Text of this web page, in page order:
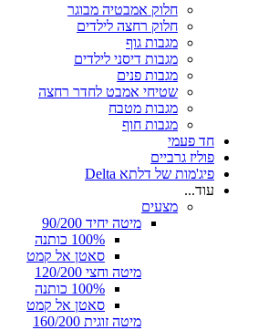
חלוק אמבטיה מבוגר
חלוק רחצה לילדים
מגבות גוף
מגבות דיסני לילדים
מגבות פנים
שטיחי אמבט לחדר רחצה
מגבות מטבח
מגבות חוף
חד פעמי
פוליז גרביים
פיג'מות של דלתא Delta
עוד...
מצעים
מיטה יחיד 90/200
100% כותנה
סאטן אל קמט
מיטה וחצי 120/200
100% כותנה
סאטן אל קמט
מיטה זוגית 160/200